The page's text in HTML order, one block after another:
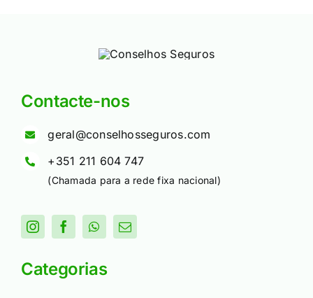
Contacte-nos
geral@conselhosseguros.com
+351 211 604 747
(Chamada para a rede fixa nacional)
Categorias